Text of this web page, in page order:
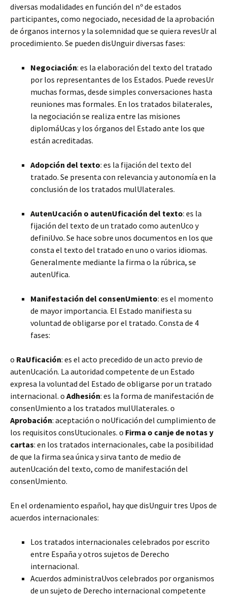
diversas modalidades en función del nº de estados
participantes, como negociado, necesidad de la aprobación
de órganos internos y la solemnidad que se quiera revesUr al
procedimiento. Se pueden disUnguir diversas fases:
Negociación: es la elaboración del texto del tratado
por los representantes de los Estados. Puede revesUr
muchas formas, desde simples conversaciones hasta
reuniones mas formales. En los tratados bilaterales,
la negociación se realiza entre las misiones
diplomáUcas y los órganos del Estado ante los que
están acreditadas.
Adopción del texto: es la fijación del texto del
tratado. Se presenta con relevancia y autonomía en la
conclusión de los tratados mulUlaterales.
AutenUcación o autenUficación del texto: es la
fijación del texto de un tratado como autenUco y
definiUvo. Se hace sobre unos documentos en los que
consta el texto del tratado en uno o varios idiomas.
Generalmente mediante la firma o la rúbrica, se
autenUfica.
Manifestación del consenUmiento: es el momento
de mayor importancia. El Estado manifiesta su
voluntad de obligarse por el tratado. Consta de 4
fases:
o RaUficación: es el acto precedido de un acto previo de
autenUcación. La autoridad competente de un Estado
expresa la voluntad del Estado de obligarse por un tratado
internacional. o Adhesión: es la forma de manifestación de
consenUmiento a los tratados mulUlaterales. o
Aprobación: aceptación o noUficación del cumplimiento de
los requisitos consUtucionales. o Firma o canje de notas y
cartas: en los tratados internacionales, cabe la posibilidad
de que la firma sea única y sirva tanto de medio de
autenUcación del texto, como de manifestación del
consenUmiento.
En el ordenamiento español, hay que disUnguir tres Upos de
acuerdos internacionales:
Los tratados internacionales celebrados por escrito
entre España y otros sujetos de Derecho
internacional.
Acuerdos administraUvos celebrados por organismos
de un sujeto de Derecho internacional competente